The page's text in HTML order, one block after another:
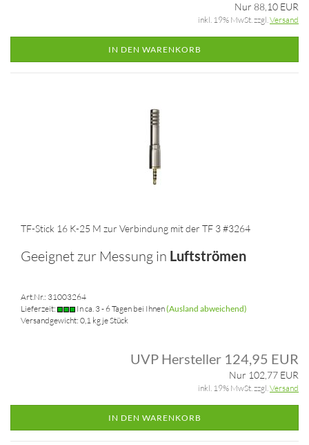
Nur 88,10 EUR
inkl. 19% MwSt. zzgl.Versand
IN DEN WARENKORB
TF-Stick 16 K-25 M zur Verbindung mit der TF 3 #3264
Geeignet zur Messung in Luftströmen
Art.Nr.: 31003264
Lieferzeit:
In ca. 3 - 6 Tagen bei Ihnen(Ausland abweichend)
Versandgewicht: 0,1 kg je Stück
UVP Hersteller 124,95 EUR
Nur 102,77 EUR
inkl. 19% MwSt. zzgl.Versand
IN DEN WARENKORB